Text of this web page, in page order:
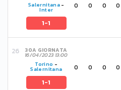
Salernitana-
Inter
1-1
0 0 0 0
30A GIORNATA
16/04/2023 13:00
Torino -
Salernitana
1-1
0 0 0 0